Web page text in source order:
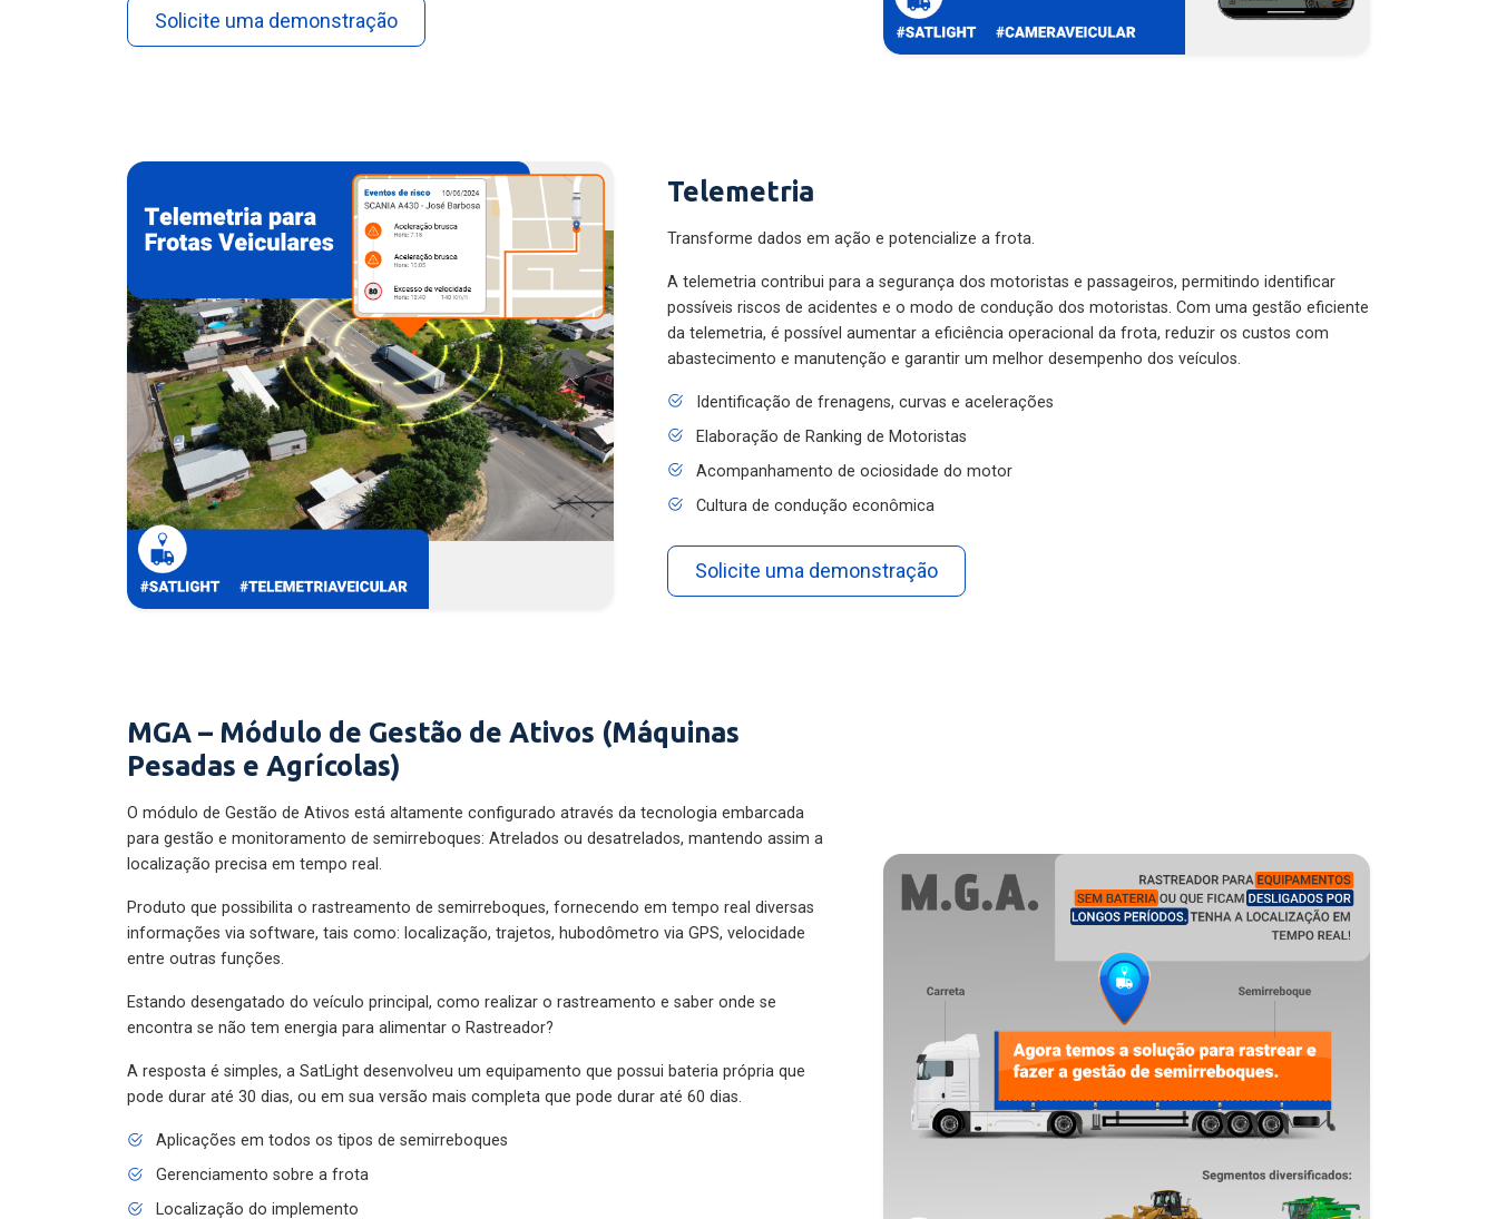
Solicite uma demonstração
Telemetria
Transforme dados em ação e potencialize a frota.
A telemetria contribui para a segurança dos motoristas e passageiros, permitindo identificar
possíveis riscos de acidentes e o modo de condução dos motoristas. Com uma gestão eficiente
da telemetria, é possível aumentar a eficiência operacional da frota, reduzir os custos com
abastecimento e manutenção e garantir um melhor desempenho dos veículos.
Identificação de frenagens, curvas e acelerações
Elaboração de Ranking de Motoristas
Acompanhamento de ociosidade do motor
Cultura de condução econômica
Solicite uma demonstração
MGA – Módulo de Gestão de Ativos (Máquinas
Pesadas e Agrícolas)
O módulo de Gestão de Ativos está altamente configurado através da tecnologia embarcada
para gestão e monitoramento de semirreboques: Atrelados ou desatrelados, mantendo assim a
localização precisa em tempo real.
Produto que possibilita o rastreamento de semirreboques, fornecendo em tempo real diversas
informações via software, tais como: localização, trajetos, hubodômetro via GPS, velocidade
entre outras funções.
Estando desengatado do veículo principal, como realizar o rastreamento e saber onde se
encontra se não tem energia para alimentar o Rastreador?
A resposta é simples, a SatLight desenvolveu um equipamento que possui bateria própria que
pode durar até 30 dias, ou em sua versão mais completa que pode durar até 60 dias.
Aplicações em todos os tipos de semirreboques
Gerenciamento sobre a frota
Localização do implemento